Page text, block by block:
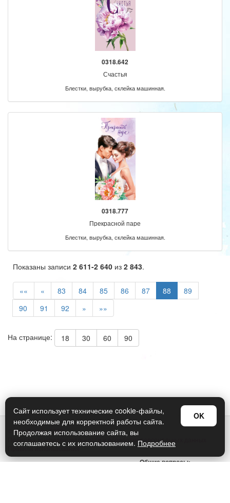
0318.642
Счастья
Блестки, вырубка, склейка машинная.
0318.777
Прекрасной паре
Блестки, вырубка, склейка машинная.
Показаны записи 2 611-2 640 из 2 843.
«« « 83 84 85 86 87 88
89
90
91 92 » »»
На странице: 18 30 60 90
© Арт Дизайн 2026
Политика конфиденциальности и обработки персональных данных
Правила использования
Общие вопросы:
Сайт использует технические cookie-файлы,
необходимые для корректной работы сайта.
Продолжая использование сайта, вы
соглашаетесь с их использованием. Подробнее
OK